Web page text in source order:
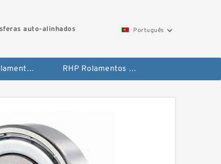
auto-alinhados Português
Toyana Rolamentos de agulha RHP Rolamentos de esferas auto-alinhados